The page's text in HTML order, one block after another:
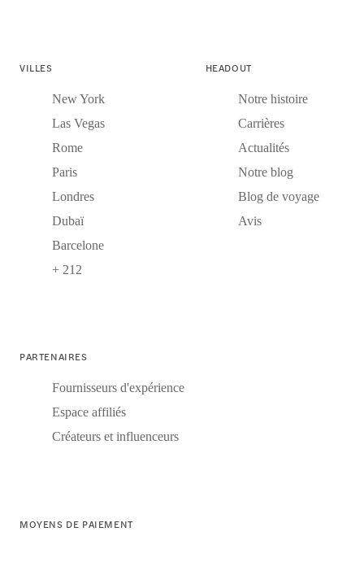
VILLES
New York
Las Vegas
Rome
Paris
Londres
Dubaï
Barcelone
+ 212
HEADOUT
Notre histoire
Carrières
Actualités
Notre blog
Blog de voyage
Avis
PARTENAIRES
Fournisseurs d'expérience
Espace affiliés
Créateurs et influenceurs
MOYENS DE PAIEMENT